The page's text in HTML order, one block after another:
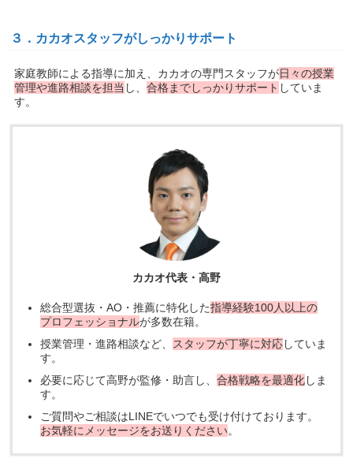
３．カカオスタッフがしっかりサポート
家庭教師による指導に加え、カカオの専門スタッフが日々の授業
管理や進路相談を担当 し、合格までしっかりサポート していま
す。
カカオ代表・高野
総合型選抜・AO・推薦に特化した指導経験100人以上の
プロフェッショナルが多数在籍。
授業管理・進路相談など、 スタッフが丁寧に対応していま
す。
必要に応じて高野が監修・助言し、合格戦略を最適化しま
す。
ご質問やご相談はLINEでいつでも受け付けております。
お気軽にメッセージをお送りください。